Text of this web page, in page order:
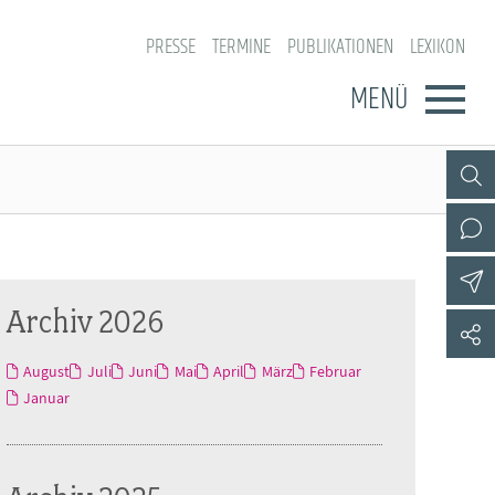
PRESSE TERMINE PUBLIKATIONEN LEXIKON
MENÜ
Archiv 2026
August Juli Juni Mai April März
Februar
Januar